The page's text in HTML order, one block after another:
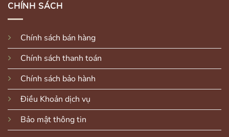
CHÍNH SÁCH
Chính sách bán hàng
Chính sách thanh toán
Chính sách bảo hành
Điều Khoản dịch vụ
Bảo mật thông tin